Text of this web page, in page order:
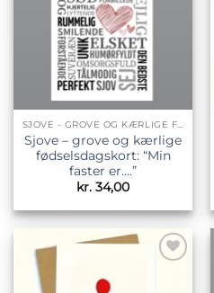
SJOVE - GROVE OG KÆRLIGE FØDSELSDAGSKORT
Sjove – grove og kærlige
fødselsdagskort: “Min
faster er….”
kr. 34,00